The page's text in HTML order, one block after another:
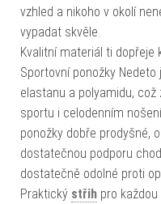
vzhled a nikoho v okolí
vypadat skvěle.
Kvalitní materiál ti
Sportovní ponožky
elastanu a polyamidu,
sportu i celodenním
ponožky dobře prodyšné,
dostatečnou podporu
dostatečně odolné proti
Praktický střih pro